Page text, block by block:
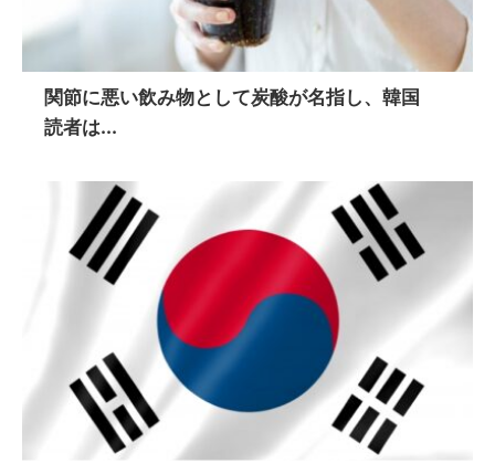
関節に悪い飲み物として炭酸が名指し、韓国
読者は...